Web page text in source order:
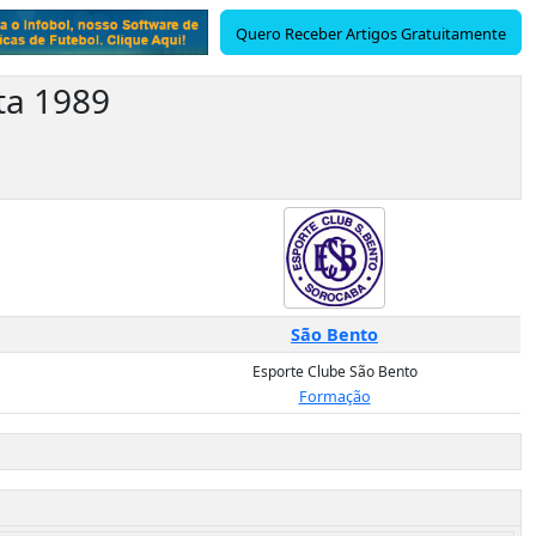
Quero Receber Artigos Gratuitamente
1989
São Bento
Esporte Clube São Bento
Formação